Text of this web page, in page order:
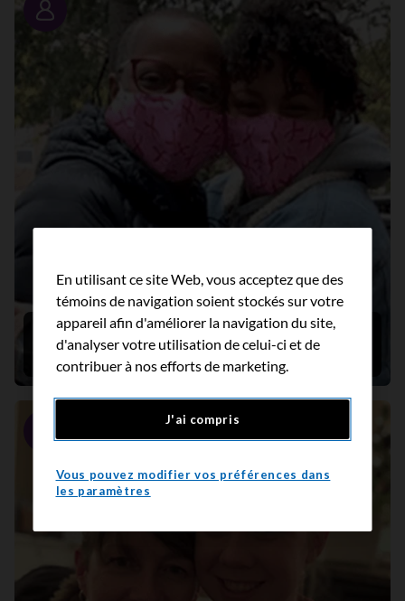
Portrait
« Tu es capable! » – Faire face au cancer du
sein avec positivité et espoir
Portrait
En utilisant ce site Web, vous acceptez que des
témoins de navigation soient stockés sur votre
appareil afin d'améliorer la navigation du site,
d'analyser votre utilisation de celui-ci et de
contribuer à nos efforts de marketing.
J'ai compris
Vous pouvez modifier vos préférences dans
les paramètres